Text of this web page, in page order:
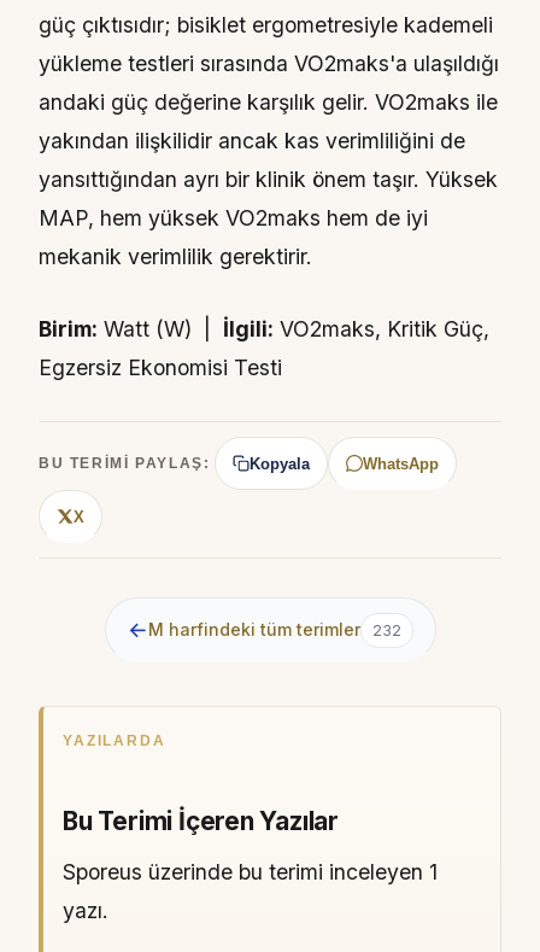
güç çıktısıdır; bisiklet ergometresiyle kademeli
yükleme testleri sırasında VO2maks'a ulaşıldığı
andaki güç değerine karşılık gelir. VO2maks ile
yakından ilişkilidir ancak kas verimliliğini de
yansıttığından ayrı bir klinik önem taşır. Yüksek
MAP, hem yüksek VO2maks hem de iyi
mekanik verimlilik gerektirir.
Birim: Watt (W) | İlgili: VO2maks, Kritik Güç,
Egzersiz Ekonomisi Testi
BU TERIMI PAYLAŞ: Kopyala WhatsApp
X
←M harfindeki tüm terimler 232
YAZILARDA
Bu Terimi İçeren Yazılar
Sporeus üzerinde bu terimi inceleyen 1
yazı.